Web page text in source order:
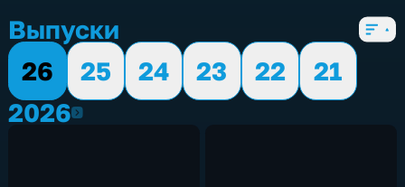
Выпуски
26
25 24 23 22
21
20262026